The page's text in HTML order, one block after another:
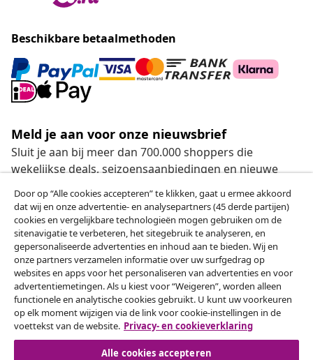
Beschikbare betaalmethoden
Meld je aan voor onze nieuwsbrief
Sluit je aan bij meer dan 700.000 shoppers die
wekelijkse deals, seizoensaanbiedingen en nieuwe
Onze sociale media
Herroeping van de overeenkomst
Een annulering voor je bestelling indienen
Herroeping van de overeenkomst
Door op “Alle cookies accepteren” te klikken, gaat u ermee akkoord
dat wij en onze advertentie- en analysepartners (45 derde partijen)
cookies en vergelijkbare technologieën mogen gebruiken om de
sitenavigatie te verbeteren, het sitegebruik te analyseren, en
gepersonaliseerde advertenties en inhoud aan te bieden. Wij en
onze partners verzamelen informatie over uw surfgedrag op
websites en apps voor het personaliseren van advertenties en voor
advertentiemetingen. Als u kiest voor “Weigeren”, worden alleen
functionele en analytische cookies gebruikt. U kunt uw voorkeuren
op elk moment wijzigen via de link voor cookie-instellingen in de
voettekst van de website. Privacy- en cookieverklaring
Alle cookies accepteren